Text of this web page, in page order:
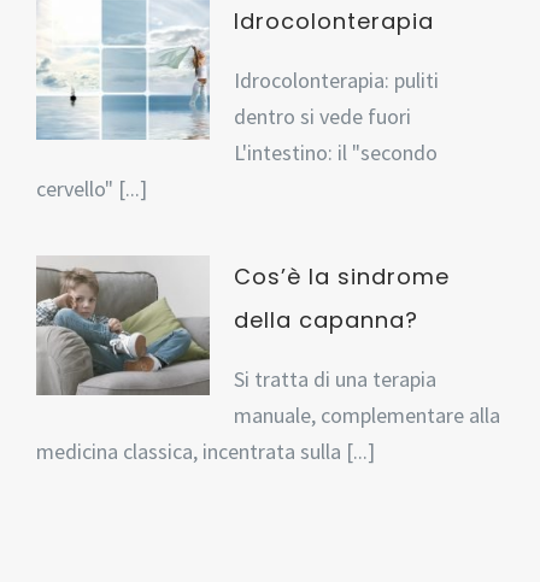
Idrocolonterapia
Idrocolonterapia: puliti
dentro si vede fuori
L'intestino: il "secondo
cervello" [...]
Cos’è la sindrome
della capanna?
Si tratta di una terapia
manuale, complementare alla
medicina classica, incentrata sulla [...]